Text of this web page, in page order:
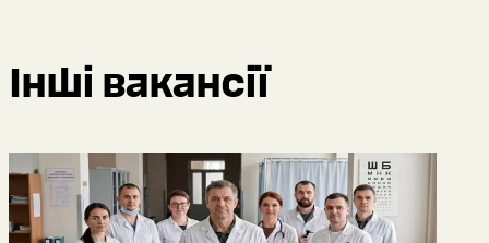
Інші вакансії